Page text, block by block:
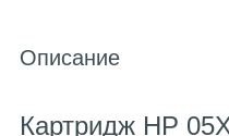
Описание
Картридж HP